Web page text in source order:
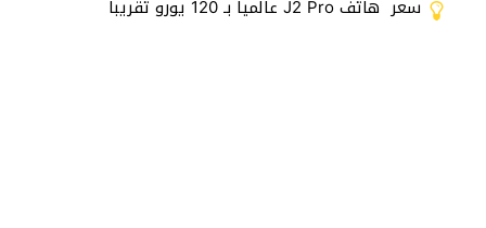
سعر هاتف J2 Pro عالميا بـ 120 يورو تقريبا